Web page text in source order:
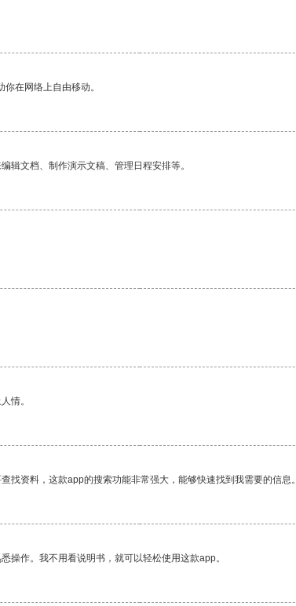
在网络上自由移动。
辑文档、制作演示文稿、管理日程安排等。
情。
资料，这款app的搜索功能非常强大，能够快速找到我需要的信息。
操作。我不用看说明书，就可以轻松使用这款app。